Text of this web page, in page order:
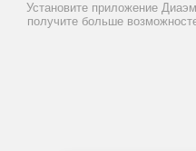
Установите приложение
получите больше